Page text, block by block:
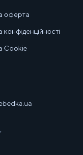
оферта
конфіденційності
Cookie